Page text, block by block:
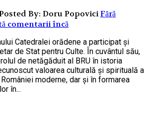
By: Doru PopoviciFără
comentarii încă
Catedralei orădene a participat şi
de Stat pentru Culte. În cuvântul său,
de netăgăduit al BRU în istoria
valoarea culturală şi spirituală a
moderne, dar şi în formarea
în...